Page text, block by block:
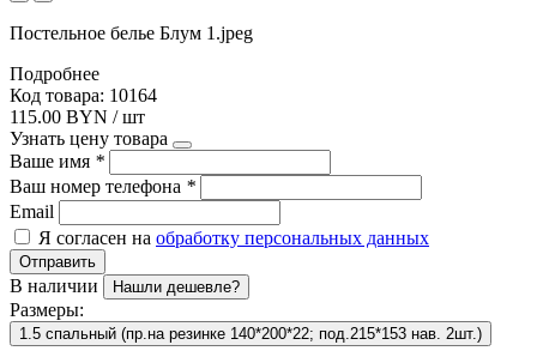
Постельное белье Блум 1.jpeg
Подробнее
Код товара: 10164
115.00 BYN / шт
Узнать цену товара
Ваше имя *
Ваш номер телефона *
Email
Я согласен на обработку персональных данных
Отправить
В наличии Нашли дешевле?
Размеры:
1.5 спальный (пр.на резинке 140*200*22; под.215*153 нав. 2шт.)